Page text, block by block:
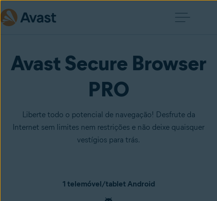
Avast Secure Browser
PRO
Liberte todo o potencial de navegação! Desfrute da
Internet sem limites nem restrições e não deixe quaisquer
vestígios para trás.
1 telemóvel/tablet Android